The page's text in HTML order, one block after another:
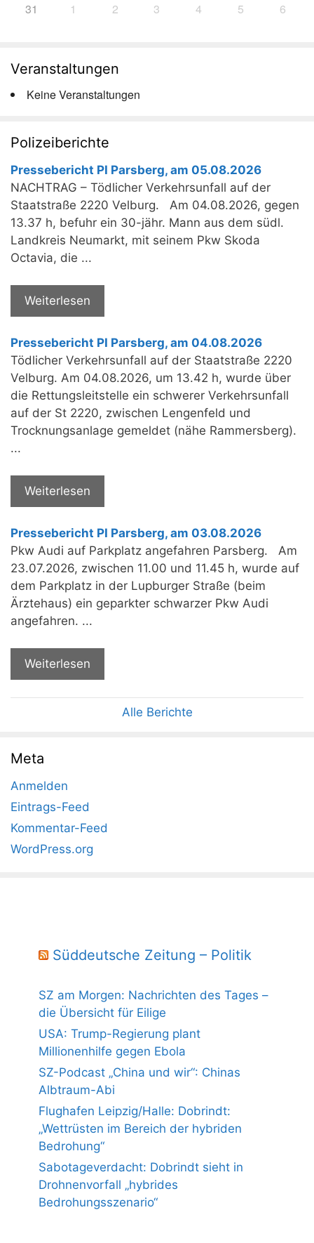
31 1 2 3 4 5 6
Veranstaltungen
Keine Veranstaltungen
Polizeiberichte
Pressebericht PI Parsberg, am 05.08.2026
NACHTRAG – Tödlicher Verkehrsunfall auf der
Staatstraße 2220 Velburg. Am 04.08.2026, gegen
13.37 h, befuhr ein 30-jähr. Mann aus dem südl.
Landkreis Neumarkt, mit seinem Pkw Skoda
Octavia, die ...
Weiterlesen
Pressebericht PI Parsberg, am 04.08.2026
Tödlicher Verkehrsunfall auf der Staatstraße 2220
Velburg. Am 04.08.2026, um 13.42 h, wurde über
die Rettungsleitstelle ein schwerer Verkehrsunfall
auf der St 2220, zwischen Lengenfeld und
Trocknungsanlage gemeldet (nähe Rammersberg).
...
Weiterlesen
Pressebericht PI Parsberg, am 03.08.2026
Pkw Audi auf Parkplatz angefahren Parsberg. Am
23.07.2026, zwischen 11.00 und 11.45 h, wurde auf
dem Parkplatz in der Lupburger Straße (beim
Ärztehaus) ein geparkter schwarzer Pkw Audi
angefahren. ...
Weiterlesen
Alle Berichte
Meta
Anmelden
Eintrags-Feed
Kommentar-Feed
WordPress.org
Süddeutsche Zeitung – Politik
SZ am Morgen: Nachrichten des Tages –
die Übersicht für Eilige
USA: Trump-Regierung plant
Millionenhilfe gegen Ebola
SZ-Podcast „China und wir“: Chinas
Albtraum-Abi
Flughafen Leipzig/Halle: Dobrindt:
„Wettrüsten im Bereich der hybriden
Bedrohung“
Sabotageverdacht: Dobrindt sieht in
Drohnenvorfall „hybrides
Bedrohungsszenario“